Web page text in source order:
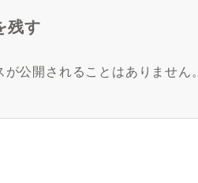
残す
が公開されることはありません。